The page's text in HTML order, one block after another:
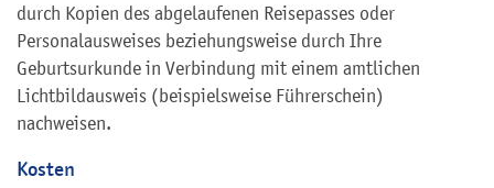
durch Kopien des abgelaufenen Reisepasses oder
Personalausweises beziehungsweise durch Ihre
Geburtsurkunde in Verbindung mit einem amtlichen
Lichtbildausweis (beispielsweise Führerschein)
nachweisen.
Kosten